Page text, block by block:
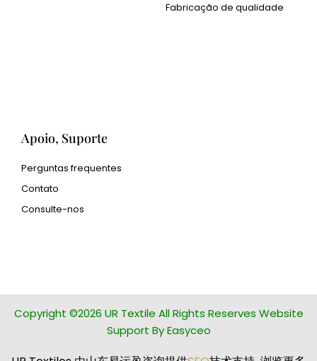
Fabricação de qualidade
Apoio, Suporte
Perguntas frequentes
Contato
Consulte-nos
Copyright ©2026 UR Textile All Rights Reserves Website
Support By Easyceo